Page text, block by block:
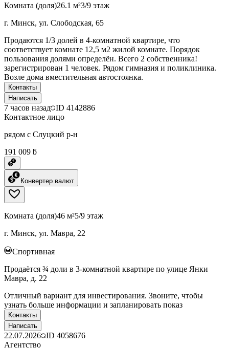
Комната (доля)26.1 м²3/9 этаж
г. Минск, ул. Слободская, 65
Продаются 1/3 долей в 4-комнатной квартире, что
соответствует комнате 12,5 м2 жилой комнате. Порядок
пользования долями определён. Всего 2 собственника!
зарегистрирован 1 человек. Рядом гимназия и поликлиника.
Возле дома вместительная автостоянка.
Контакты
Написать
7 часов назад ID 4142886
Контактное лицо
рядом с Слуцкий р-н
191 009 ƃ
Конвертер валют
Комната (доля)46 м²5/9 этаж
г. Минск, ул. Мавра, 22
Спортивная
Продаётся ¾ доли в 3-комнатной квартире по улице Янки
Мавра, д. 22
Отличный вариант для инвестирования. Звоните, чтобы
узнать больше информации и запланировать показ
Контакты
Написать
22.07.2026 ID 4058676
Агентство